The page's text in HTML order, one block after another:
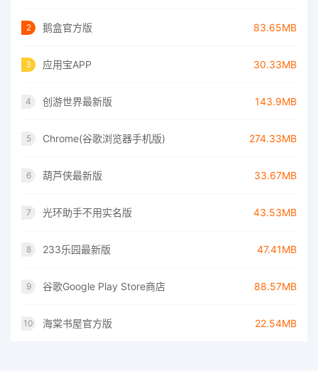
2 鹅盒官方版 83.65MB
3 应用宝APP 30.33MB
4 创游世界最新版 143.9MB
5 Chrome(谷歌浏览器手机版) 274.33MB
6 葫芦侠最新版 33.67MB
7 光环助手不用实名版 43.53MB
8 233乐园最新版 47.41MB
9 谷歌Google Play Store商店 88.57MB
10 海棠书屋官方版 22.54MB